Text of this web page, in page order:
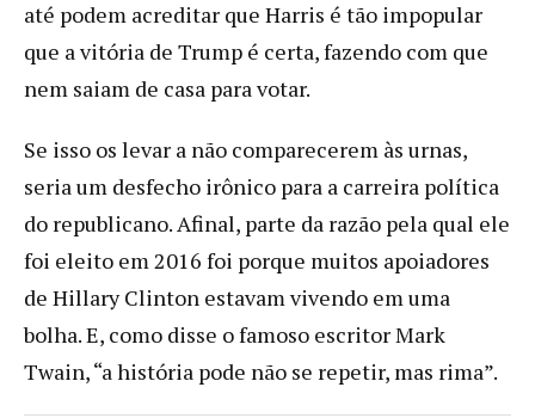
até podem acreditar que Harris é tão impopular
que a vitória de Trump é certa, fazendo com que
nem saiam de casa para votar.
Se isso os levar a não comparecerem às urnas,
seria um desfecho irônico para a carreira política
do republicano. Afinal, parte da razão pela qual ele
foi eleito em 2016 foi porque muitos apoiadores
de Hillary Clinton estavam vivendo em uma
bolha. E, como disse o famoso escritor Mark
Twain, “a história pode não se repetir, mas rima”.